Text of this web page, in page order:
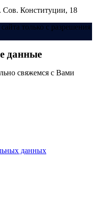
Сов. Конституции, 18
только с разрешения
данные
свяжемся с Вами
данных